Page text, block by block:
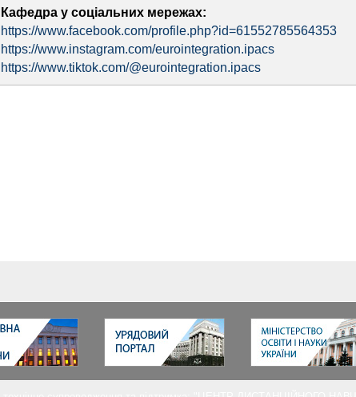
Кафедра у соціальних мережах:
https://www.facebook.com/profile.php?id=61552785564353
https://www.instagram.com/eurointegration.ipacs
https://www.tiktok.com/@eurointegration.ipacs